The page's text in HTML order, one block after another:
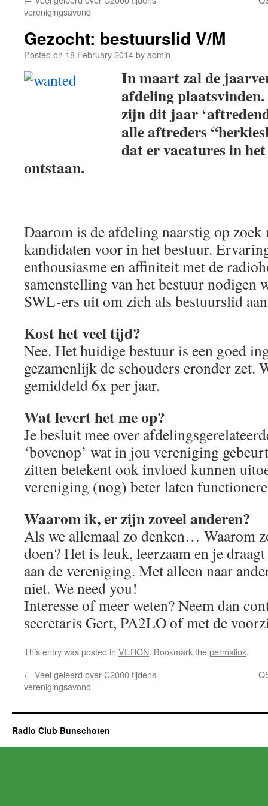
verenigingsavond
Gezocht: bestuurslid V/M
Posted on 18 February 2014byadmin
In maart zal de
afdeling
zijn dit jaar
alle aftreders
dat er vacatures in
ontstaan.
Daarom is de afdeling naarstig op zoek
kandidaten voor in het bestuur.
enthousiasme en affiniteit met de
samenstelling van het bestuur nodigen
SWL-ers uit om zich als bestuurslid
Kost het veel tijd?
Nee. Het huidige bestuur is een goed
gezamenlijk de schouders eronder zet.
gemiddeld 6x per jaar.
Wat levert het me op?
Je besluit mee over
‘bovenop’ wat in jou vereniging
zitten betekent ook invloed kunnen
vereniging (nog) beter laten
Waarom ik, er zijn zoveel anderen?
Als we allemaal zo denken… Waarom
doen? Het is leuk, leerzaam en je
aan de vereniging. Met alleen naar
niet. We need you!
Interesse of meer weten? Neem dan
secretaris Gert, PA2LO of met de
This entry was posted in VERON. Bookmark thepermalink.
← Veel geleerd over C2000 tijdens
verenigingsavond
Radio Club Bunschoten